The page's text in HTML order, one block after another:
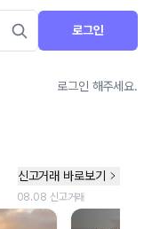
로그인
로그인 해주세요.